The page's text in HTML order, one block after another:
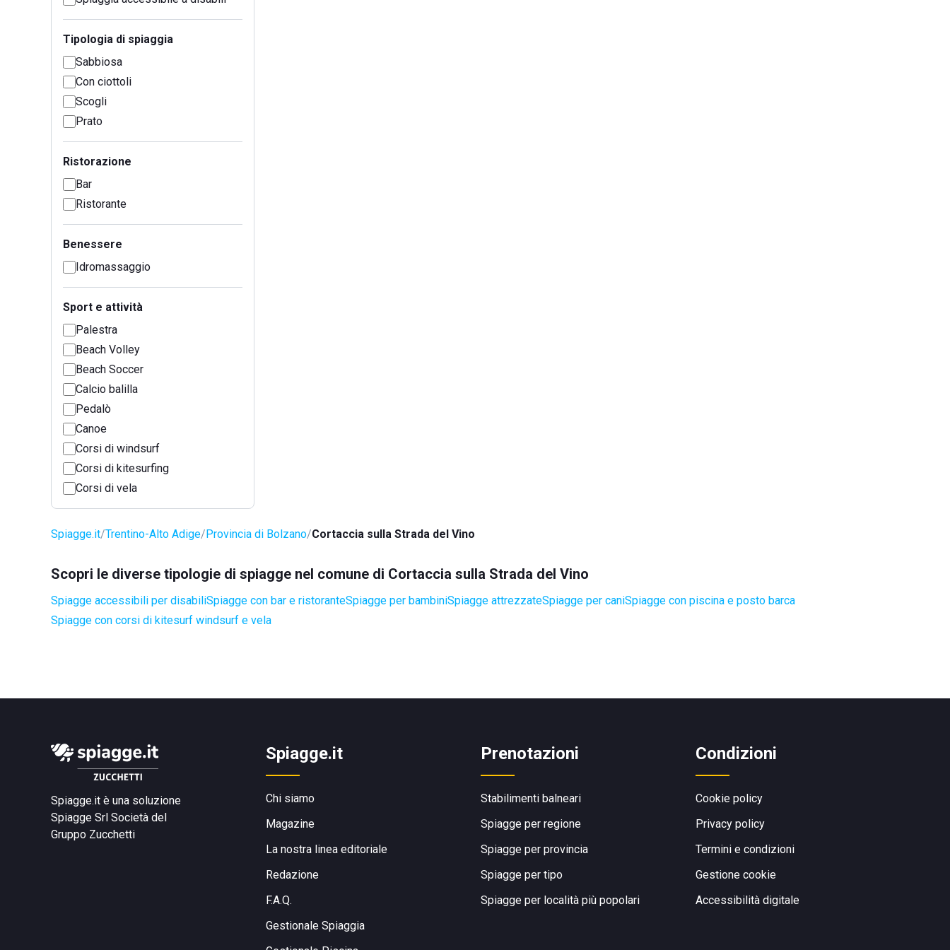
Tipologia di spiaggia
Sabbiosa
Con ciottoli
Scogli
Prato
Ristorazione
Bar
Ristorante
Benessere
Idromassaggio
Sport e attività
Palestra
Beach Volley
Beach Soccer
Calcio balilla
Pedalò
Canoe
Corsi di windsurf
Corsi di kitesurfing
Corsi di vela
Spiagge.it Trentino-Alto Adige Provincia di Bolzano Cortaccia sulla Strada del Vino
Scopri le diverse tipologie di spiagge nel comune di Cortaccia sulla Strada del Vino
Spiagge accessibili per disabiliSpiagge con bar e ristoranteSpiagge per bambiniSpiagge attrezzateSpiagge per caniSpiagge con piscina e posto barca
Spiagge con corsi di kitesurf windsurf e vela
Spiagge.it è una soluzione
Spiagge Srl Società del
Gruppo Zucchetti
Spiagge.it
Chi siamo
Magazine
La nostra linea editoriale
Redazione
F.A.Q.
Gestionale Spiaggia
Prenotazioni
Stabilimenti balneari
Spiagge per regione
Spiagge per provincia
Spiagge per tipo
Spiagge per località più popolari
Condizioni
Cookie policy
Privacy policy
Termini e condizioni
Gestione cookie
Accessibilità digitale